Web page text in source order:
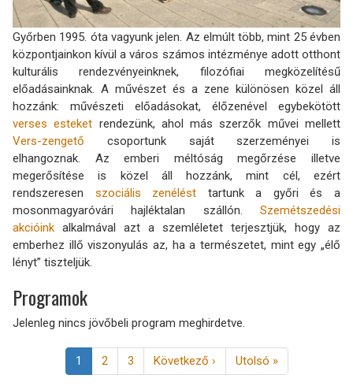
Győrben 1995. óta vagyunk jelen. Az elmúlt több, mint 25 évben
központjainkon kívül a város számos intézménye adott otthont
kulturális rendezvényeinknek, filozófiai megközelítésű
előadásainknak. A művészet és a zene különösen közel áll
hozzánk: művészeti előadásokat, élőzenével egybekötött
verses esteket rendezünk, ahol más szerzők művei mellett
Vers-zengető csoportunk saját szerzeményei is
elhangoznak. Az emberi méltóság megőrzése illetve
megerősítése is közel áll hozzánk, mint cél, ezért
rendszeresen szociális zenélést tartunk a győri és a
mosonmagyaróvári hajléktalan szállón. Szemétszedési
akcióink alkalmával azt a szemléletet terjesztjük, hogy az
emberhez illő viszonyulás az, ha a természetet, mint egy „élő
lényt” tiszteljük.
Programok
Jelenleg nincs jövőbeli program meghirdetve.
Oldalszámozás
Jelenlegi
oldal
1 Page
2 Page
3
Következő
oldal
Következő ›
Utolsó
oldal
Utolsó »